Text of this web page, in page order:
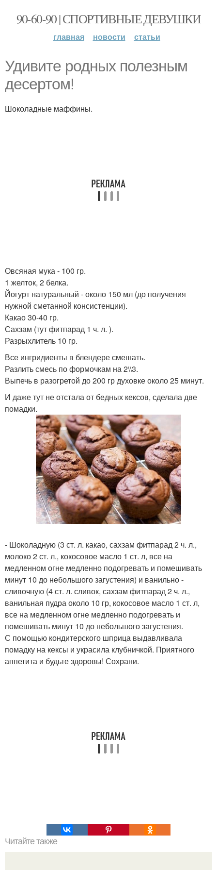
90-60-90 | СПОРТИВНЫЕ ДЕВУШКИ
главная новости статьи
Удивите родных полезным
десертом!
Шоколадные маффины.
Овсяная мука - 100 гр.
1 желток, 2 белка.
Йогурт натуральный - около 150 мл (до получения
нужной сметанной консистенции).
Какао 30-40 гр.
Сахзам (тут фитпарад 1 ч. л. ).
Разрыхлитель 10 гр.
Все ингридиенты в блендере смешать.
Разлить смесь по формочкам на 2\\3.
Выпечь в разогретой до 200 гр духовке около 25 минут.
И даже тут не отстала от бедных кексов, сделала две
помадки.
- Шоколадную (3 ст. л. какао, сахзам фитпарад 2 ч. л.,
молоко 2 ст. л., кокосовое масло 1 ст. л, все на
медленном огне медленно подогревать и помешивать
минут 10 до небольшого загустения) и ванильно -
сливочную (4 ст. л. сливок, сахзам фитпарад 2 ч. л.,
ванильная пудра около 10 гр, кокосовое масло 1 ст. л,
все на медленном огне медленно подогревать и
помешивать минут 10 до небольшого загустения.
С помощью кондитерского шприца выдавливала
помадку на кексы и украсила клубничкой. Приятного
аппетита и будьте здоровы! Сохрани.
Читайте также